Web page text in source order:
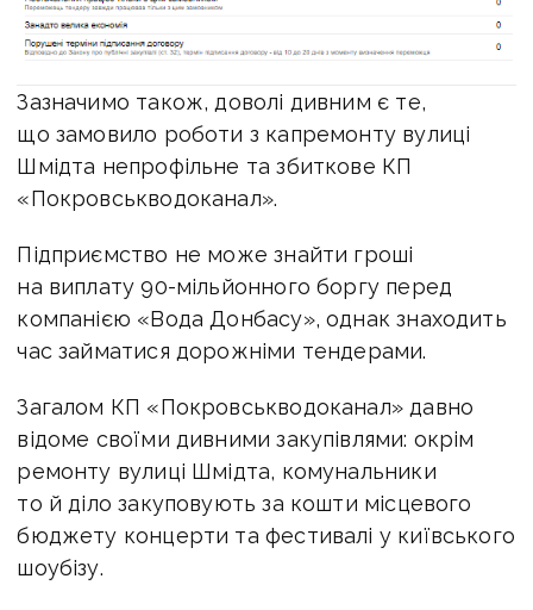
Зазначимо також, доволі дивним є те,
що замовило роботи з капремонту вулиці
Шмідта непрофільне та збиткове КП
«Покровськводоканал».
Підприємство не може знайти гроші
на виплату 90-мільйонного боргу перед
компанією «Вода Донбасу», однак знаходить
час займатися дорожніми тендерами.
Загалом КП «Покровськводоканал» давно
відоме своїми дивними закупівлями: окрім
ремонту вулиці Шмідта, комунальники
то й діло закуповують за кошти місцевого
бюджету концерти та фестивалі у київського
шоубізу.